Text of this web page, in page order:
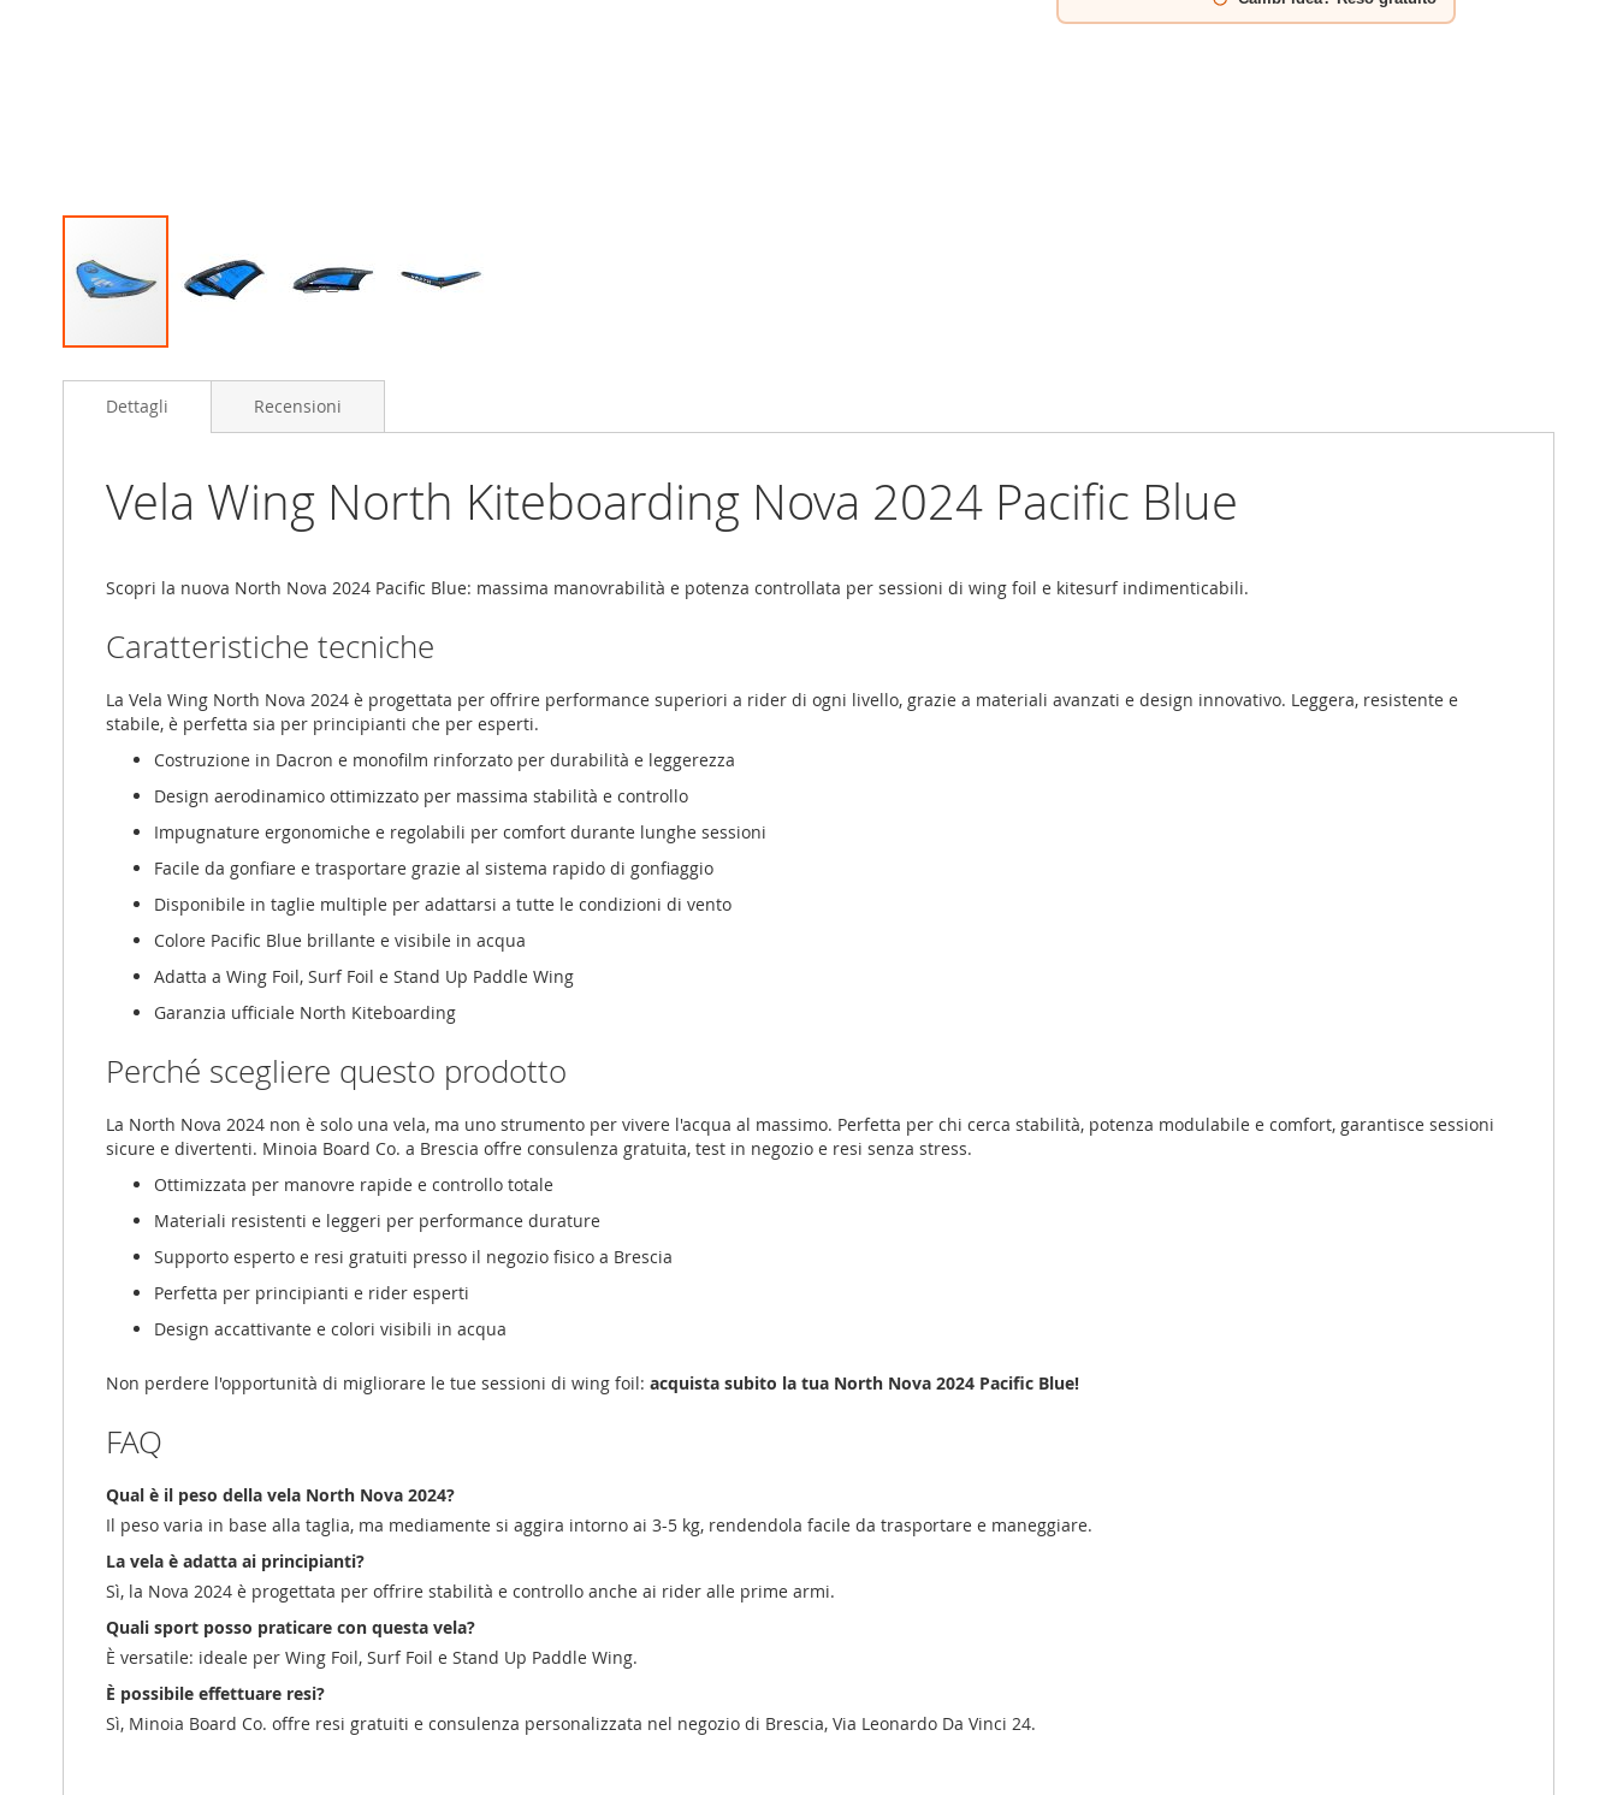
to
images
Dettagli
Vela Wing North Kiteboarding Nova 2024 Pacific Blue
Scopri la nuova North Nova 2024 Pacific Blue: massima manovrabilità e potenza controllata per sessioni di wing foil e kitesurf indimenticabili.
Caratteristiche tecniche
La Vela Wing North Nova 2024 è progettata per offrire performance superiori a rider di ogni livello, grazie a materiali avanzati e design innovativo. Leggera, resistente e
stabile, è perfetta sia per principianti che per esperti.
Costruzione in Dacron e monofilm rinforzato per durabilità e leggerezza
Design aerodinamico ottimizzato per massima stabilità e controllo
Impugnature ergonomiche e regolabili per comfort durante lunghe sessioni
Facile da gonfiare e trasportare grazie al sistema rapido di gonfiaggio
Disponibile in taglie multiple per adattarsi a tutte le condizioni di vento
Colore Pacific Blue brillante e visibile in acqua
Adatta a Wing Foil, Surf Foil e Stand Up Paddle Wing
Garanzia ufficiale North Kiteboarding
Perché scegliere questo prodotto
La North Nova 2024 non è solo una vela, ma uno strumento per vivere l'acqua al massimo. Perfetta per chi cerca stabilità, potenza modulabile e comfort, garantisce sessioni
sicure e divertenti. Minoia Board Co. a Brescia offre consulenza gratuita, test in negozio e resi senza stress.
Ottimizzata per manovre rapide e controllo totale
Materiali resistenti e leggeri per performance durature
Supporto esperto e resi gratuiti presso il negozio fisico a Brescia
Perfetta per principianti e rider esperti
Design accattivante e colori visibili in acqua
Non perdere l'opportunità di migliorare le tue sessioni di wing foil: acquista subito la tua North Nova 2024 Pacific Blue!
FAQ
Qual è il peso della vela North Nova 2024?
Il peso varia in base alla taglia, ma mediamente si aggira intorno ai 3-5 kg, rendendola facile da trasportare e maneggiare.
La vela è adatta ai principianti?
Sì, la Nova 2024 è progettata per offrire stabilità e controllo anche ai rider alle prime armi.
Quali sport posso praticare con questa vela?
È versatile: ideale per Wing Foil, Surf Foil e Stand Up Paddle Wing.
È possibile effettuare resi?
Sì, Minoia Board Co. offre resi gratuiti e consulenza personalizzata nel negozio di Brescia, Via Leonardo Da Vinci 24.
Recensioni